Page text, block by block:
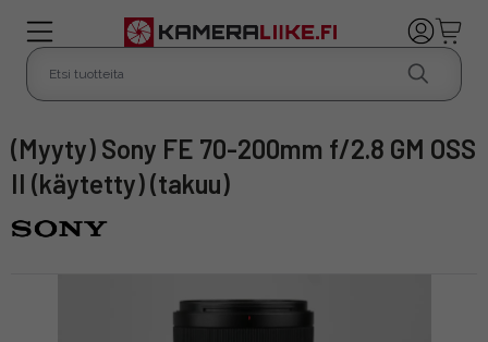
(Myyty) Sony FE 70-200mm f/2.8 GM OSS
II (käytetty) (takuu)